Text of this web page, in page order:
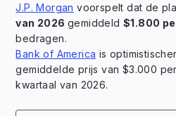
J.P. Morgan voorspelt dat de
van 2026 gemiddeld $1.800
bedragen.
Bank of America is
gemiddelde prijs van $3.000
kwartaal van 2026.